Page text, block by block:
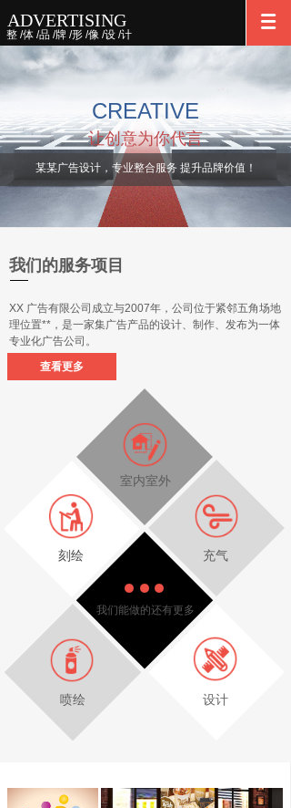
ADVERTISING
整 /体 /品 /牌 /形 /像 /设 /计
CREATIVE
让创意为你代言
某某广告设计，专业整合服务 提升品牌价值！
我们的服务项目
XX 广告有限公司成立与2007年，公司位于紧邻五角场地
理位置**，是一家集广告产品的设计、制作、发布为一体
专业化广告公司。
查看更多
室内室外
刻绘 充气
我们能做的还有更多
设计
喷绘